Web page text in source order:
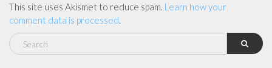
This site uses Akismet to reduce spam. Learn how your
comment data is processed.